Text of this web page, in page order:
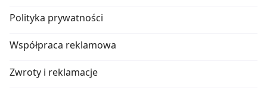
Polityka prywatności
Współpraca reklamowa
Zwroty i reklamacje